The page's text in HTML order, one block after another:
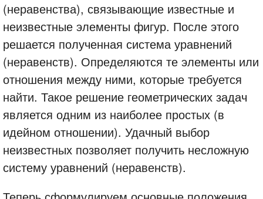
(неравенства), связывающие известные и
неизвестные элементы фигур. После этого
решается полученная система уравнений
(неравенств). Определяются те элементы или
отношения между ними, которые требуется
найти. Такое решение геометрических задач
является одним из наиболее простых (в
идейном отношении). Удачный выбор
неизвестных позволяет получить несложную
систему уравнений (неравенств).